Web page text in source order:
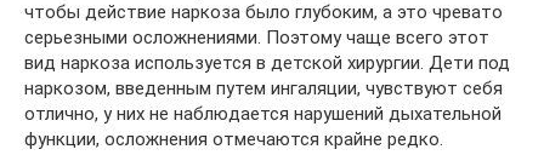
чтобы действие наркоза было глубоким, а это чревато
серьезными осложнениями. Поэтому чаще всего этот
вид наркоза используется в детской хирургии. Дети под
наркозом, введенным путем ингаляции, чувствуют себя
отлично, у них не наблюдается нарушений дыхательной
функции, осложнения отмечаются крайне редко.